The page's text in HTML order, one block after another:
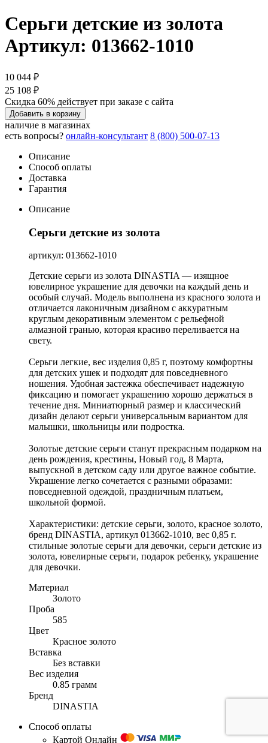
Серьги детские из золота
Артикул: 013662-1010
10 044 ₽
25 108 ₽
Скидка 60% действует при заказе с сайта
Добавить в корзину
наличие в магазинах
есть вопросы? онлайн-консультант 8 (800) 500-07-13
Описание
Способ оплаты
Доставка
Гарантия
Описание
Серьги детские из золота
артикул: 013662-1010
Детские серьги из золота DINASTIA — изящное
ювелирное украшение для девочки на каждый день и
особый случай. Модель выполнена из красного золота и
отличается лаконичным дизайном с аккуратным
круглым декоративным элементом с рельефной
алмазной гранью, которая красиво переливается на
свету.
Серьги легкие, вес изделия 0,85 г, поэтому комфортны
для детских ушек и подходят для повседневного
ношения. Удобная застежка обеспечивает надежную
фиксацию и помогает украшению хорошо держаться в
течение дня. Миниатюрный размер и классический
дизайн делают серьги универсальным вариантом для
малышки, школьницы или подростка.
Золотые детские серьги станут прекрасным подарком на
день рождения, крестины, Новый год, 8 Марта,
выпускной в детском саду или другое важное событие.
Украшение легко сочетается с разными образами:
повседневной одеждой, праздничным платьем,
школьной формой.
Характеристики: детские серьги, золото, красное золото,
бренд DINASTIA, артикул 013662-1010, вес 0,85 г.
стильные золотые серьги для девочки, серьги детские из
золота, ювелирные серьги, подарок ребенку, украшение
для девочки.
Материал
Золото
Проба
585
Цвет
Красное золото
Вставка
Без вставки
Вес изделия
0.85 грамм
Бренд
DINASTIA
Способ оплаты
Картой Онлайн